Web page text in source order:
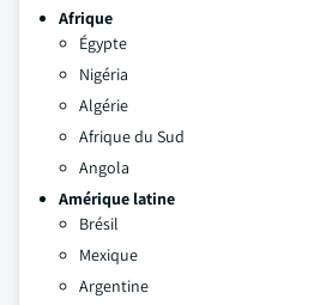
Afrique
Égypte
Nigéria
Algérie
Afrique du Sud
Angola
Amérique latine
Brésil
Mexique
Argentine